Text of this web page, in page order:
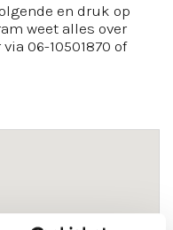
en druk op
weet alles over
06-10501870 of